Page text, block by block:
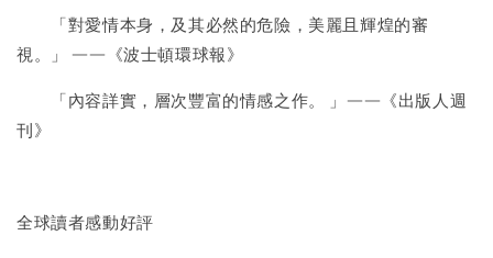
「對愛情本身，及其必然的危險，美麗且輝煌的審
視。」 ——《波士頓環球報》
「內容詳實，層次豐富的情感之作。 」——《出版人週
刊》
全球讀者感動好評